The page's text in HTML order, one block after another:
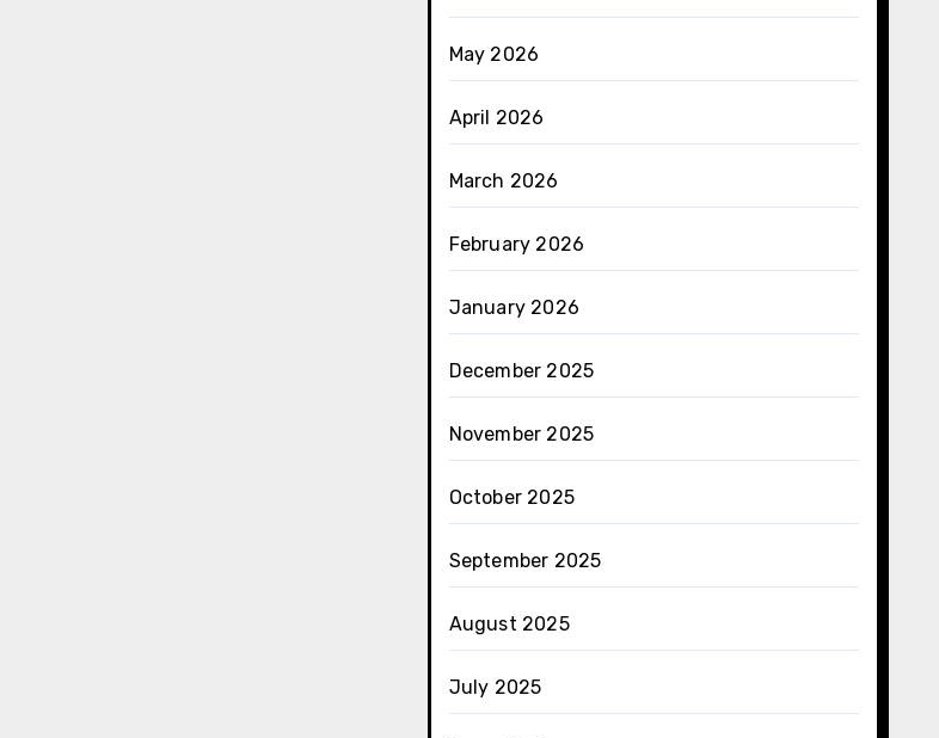
May 2026
April 2026
March 2026
February 2026
January 2026
December 2025
November 2025
October 2025
September 2025
August 2025
July 2025